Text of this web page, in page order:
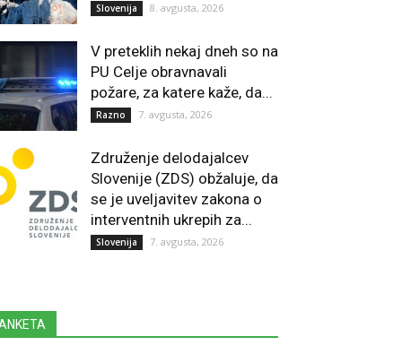
Slovenija 8. avgusta, 2026
V preteklih nekaj dneh so na
PU Celje obravnavali
požare, za katere kaže, da...
Razno 7. avgusta, 2026
Združenje delodajalcev
Slovenije (ZDS) obžaluje, da
se je uveljavitev zakona o
interventnih ukrepih za...
Slovenija 7. avgusta, 2026